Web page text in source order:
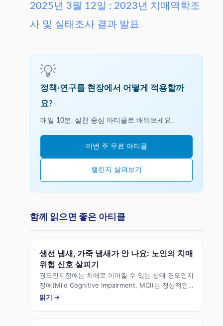
2025년 3월 12일 : 2023년 치매역학조
사 및 실태조사 결과 발표
💡
정책·연구를 현장에서 어떻게 적용할까
요?
매일 10분, 실천 중심 아티클로 배워보세요.
이번 주 무료 아티클
챌린지 살펴보기
함께 읽으면 좋은 아티클
생선 냄새, 가죽 냄새가 안 나요: 노인의 치매
위험 신호 살피기
경도인지장애는 치매로 이어질 수 있는 상태 경도인지
장애(Mild Cognitive Impairment, MCI)는 정상적인
노화와 치매 사이에 있는 인지 상태입니다.
읽기 →